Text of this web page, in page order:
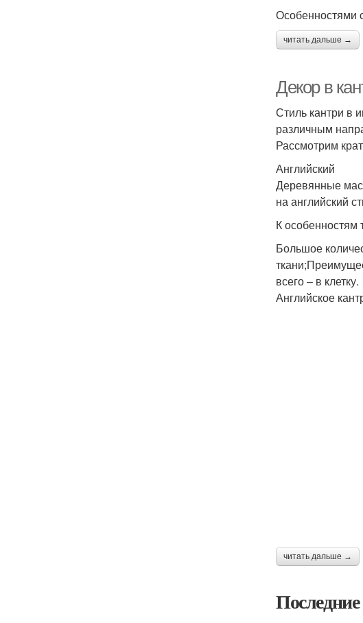
Особенностями
читать дальше →
Декор в
Стиль кантри в
различным
Рассмотрим
Английский
Деревянные
на английский
К особенностям
Большое
всего – в клетку.
Английское
читать дальше →